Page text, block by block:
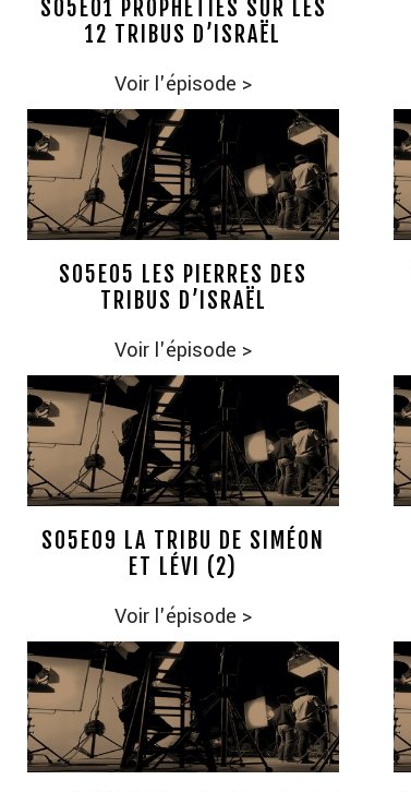
S05E01 PROPHÉTIES SUR LES
12 TRIBUS D’ISRAËL
Voir l'épisode >
S05E05 LES PIERRES DES
TRIBUS D’ISRAËL
Voir l'épisode >
S05E09 LA TRIBU DE SIMÉON
ET LÉVI (2)
Voir l'épisode >